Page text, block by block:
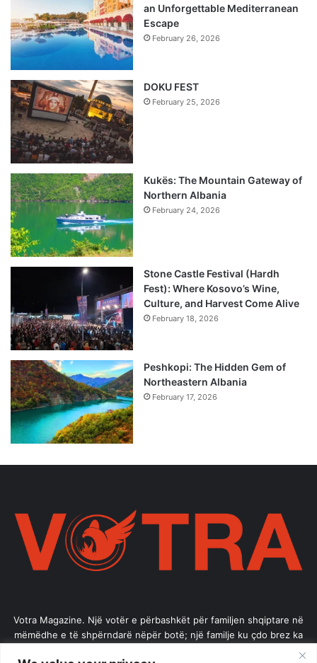
an Unforgettable Mediterranean
Escape
February 26, 2026
DOKU FEST
February 25, 2026
Kukës: The Mountain Gateway of
Northern Albania
February 24, 2026
Stone Castle Festival (Hardh
Fest): Where Kosovo’s Wine,
Culture, and Harvest Come Alive
February 18, 2026
Peshkopi: The Hidden Gem of
Northeastern Albania
February 17, 2026
Votra Magazine. Një votër e përbashkët për familjen shqiptare në
mëmëdhe e të shpërndarë nëpër botë; një familje ku çdo brez ka